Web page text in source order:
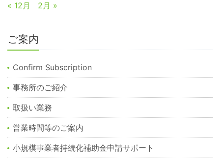
« 12月
2月 »
ご案内
Confirm Subscription
事務所のご紹介
取扱い業務
営業時間等のご案内
小規模事業者持続化補助金申請サポート